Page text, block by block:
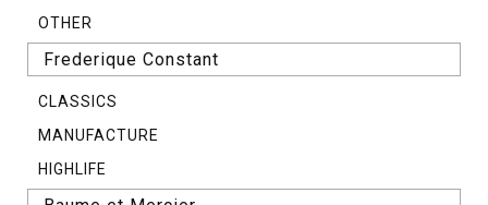
OTHER
Frederique Constant
CLASSICS
MANUFACTURE
HIGHLIFE